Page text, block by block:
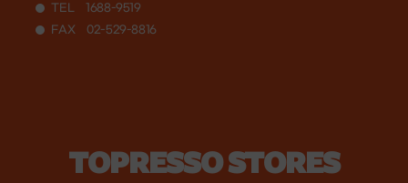
TEL
1688-9519
FAX
02-529-8816
TOPRESSO STORES